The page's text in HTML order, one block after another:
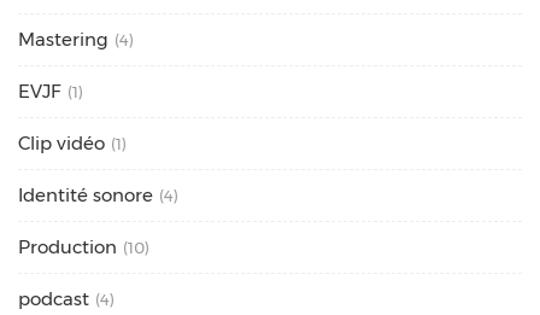
Mastering (4)
EVJF (1)
Clip vidéo (1)
Identité sonore (4)
Production (10)
podcast (4)